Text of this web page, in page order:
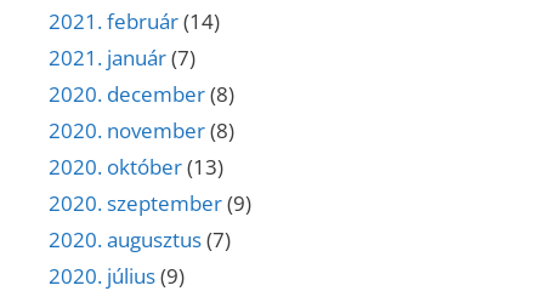
2021. február(14)
2021. január(7)
2020. december(8)
2020. november(8)
2020. október(13)
2020. szeptember(9)
2020. augusztus(7)
2020. július(9)